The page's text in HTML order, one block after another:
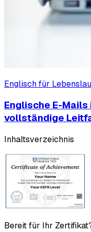
Englisch für
Englische E-
vollständige
Inhaltsverzeichnis
Bereit für Ihr